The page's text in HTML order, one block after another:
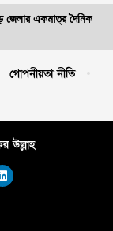
জেলার একমাত্র দৈনিক
গোপনীয়তা নীতি
উল্লাহ